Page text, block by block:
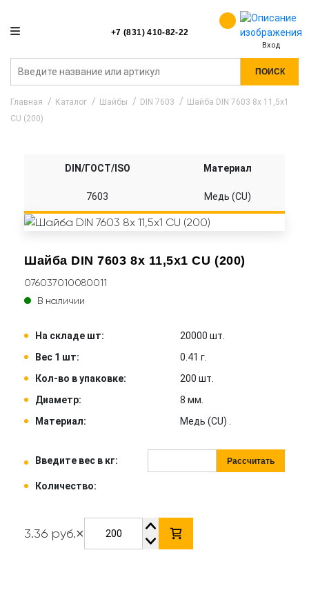
+7 (831) 410-82-22
Вход
ПОИСК
Главная Каталог Шайбы DIN 7603
Шайба DIN 7603 8x 11,5x1
CU (200)
Шайба DIN 7603 8x 11,5x1 CU (200)
076037010080011
В наличии
На складе шт:
20000 шт.
Вес 1 шт:
0.41 г.
Кол-во в упаковке:
200 шт.
Диаметр:
8 мм.
Материал:
Медь (CU) .
Введите вес в кг: Рассчитать
Количество:
3.36 руб.×
DIN/ГОСТ/ISO Материал
7603 Медь (CU)